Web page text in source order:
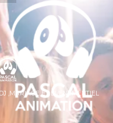
DJ ,MARIAGE ET EVENEMENTIEL